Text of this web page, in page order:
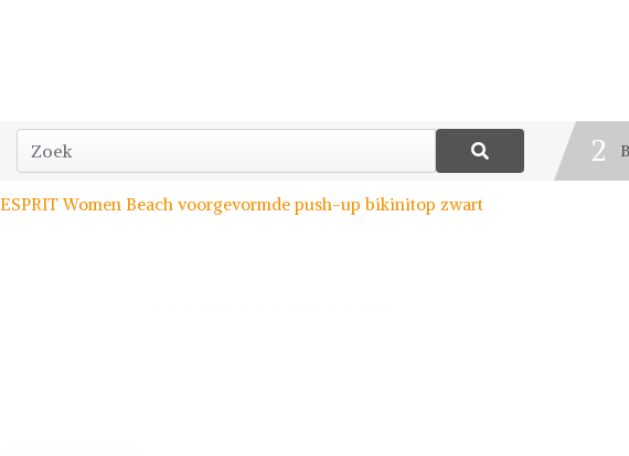
3
ESPRIT Women Beach voorgevormde push-up bikinitop zwart